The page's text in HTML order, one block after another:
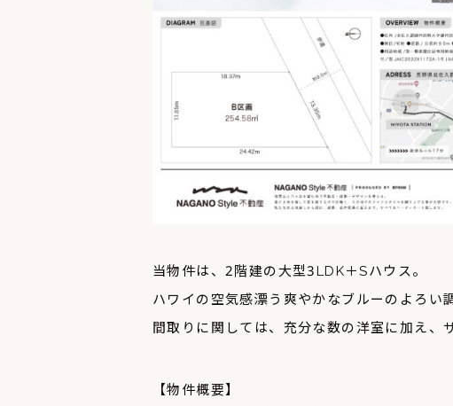
当物件は、2階建の大型3LDK＋Sハウス。
ハワイの空気感漂う爽やかなブルーのよろい
間取りに関しては、充分な数の洋室に加え、
【物件概要】